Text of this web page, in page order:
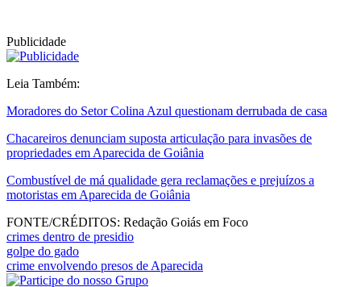
Publicidade
Leia Também:
Moradores do Setor Colina Azul questionam derrubada de casa
Chacareiros denunciam suposta articulação para invasões de
propriedades em Aparecida de Goiânia
Combustível de má qualidade gera reclamações e prejuízos a
motoristas em Aparecida de Goiânia
FONTE/CRÉDITOS: Redação Goiás em Foco
crimes dentro de presidio
golpe do gado
crime envolvendo presos de Aparecida